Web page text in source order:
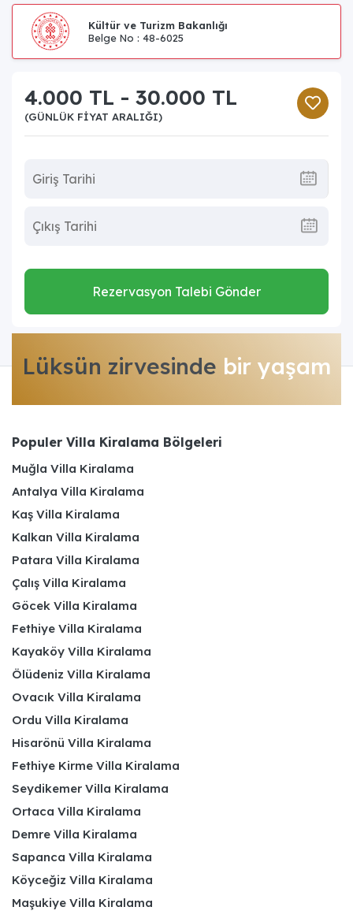
Kültür ve Turizm Bakanlığı
Belge No : 48-6025
4.000 TL - 30.000 TL
(GÜNLÜK FIYAT ARALIĞI)
Rezervasyon Talebi Gönder
Lüksün zirvesinde bir yaşam
Populer Villa Kiralama Bölgeleri
Muğla Villa Kiralama
Antalya Villa Kiralama
Kaş Villa Kiralama
Kalkan Villa Kiralama
Patara Villa Kiralama
Çalış Villa Kiralama
Göcek Villa Kiralama
Fethiye Villa Kiralama
Kayaköy Villa Kiralama
Ölüdeniz Villa Kiralama
Ovacık Villa Kiralama
Ordu Villa Kiralama
Hisarönü Villa Kiralama
Fethiye Kirme Villa Kiralama
Seydikemer Villa Kiralama
Ortaca Villa Kiralama
Demre Villa Kiralama
Sapanca Villa Kiralama
Köyceğiz Villa Kiralama
Maşukiye Villa Kiralama